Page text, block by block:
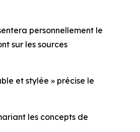
personnellement le
sur les sources
et stylée » précise le
les concepts de